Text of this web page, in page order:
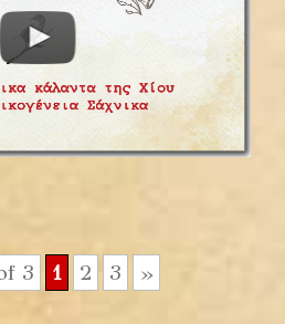
3 1 2 3 »